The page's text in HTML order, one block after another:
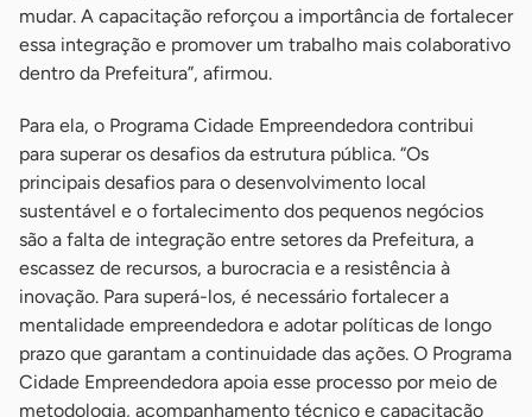
mudar. A capacitação reforçou a importância de fortalecer
essa integração e promover um trabalho mais colaborativo
dentro da Prefeitura”, afirmou.
Para ela, o Programa Cidade Empreendedora contribui
para superar os desafios da estrutura pública. “Os
principais desafios para o desenvolvimento local
sustentável e o fortalecimento dos pequenos negócios
são a falta de integração entre setores da Prefeitura, a
escassez de recursos, a burocracia e a resistência à
inovação. Para superá-los, é necessário fortalecer a
mentalidade empreendedora e adotar políticas de longo
prazo que garantam a continuidade das ações. O Programa
Cidade Empreendedora apoia esse processo por meio de
metodologia, acompanhamento técnico e capacitação